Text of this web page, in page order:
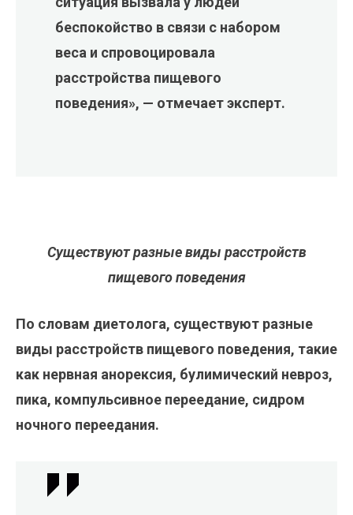
беспокойство в связи с набором
веса и спровоцировала
расстройства пищевого
поведения», — отмечает эксперт.
Существуют разные виды расстройств
пищевого поведения
По словам диетолога, существуют разные
виды расстройств пищевого поведения, такие
как нервная анорексия, булимический невроз,
пика, компульсивное переедание, сидром
ночного переедания.